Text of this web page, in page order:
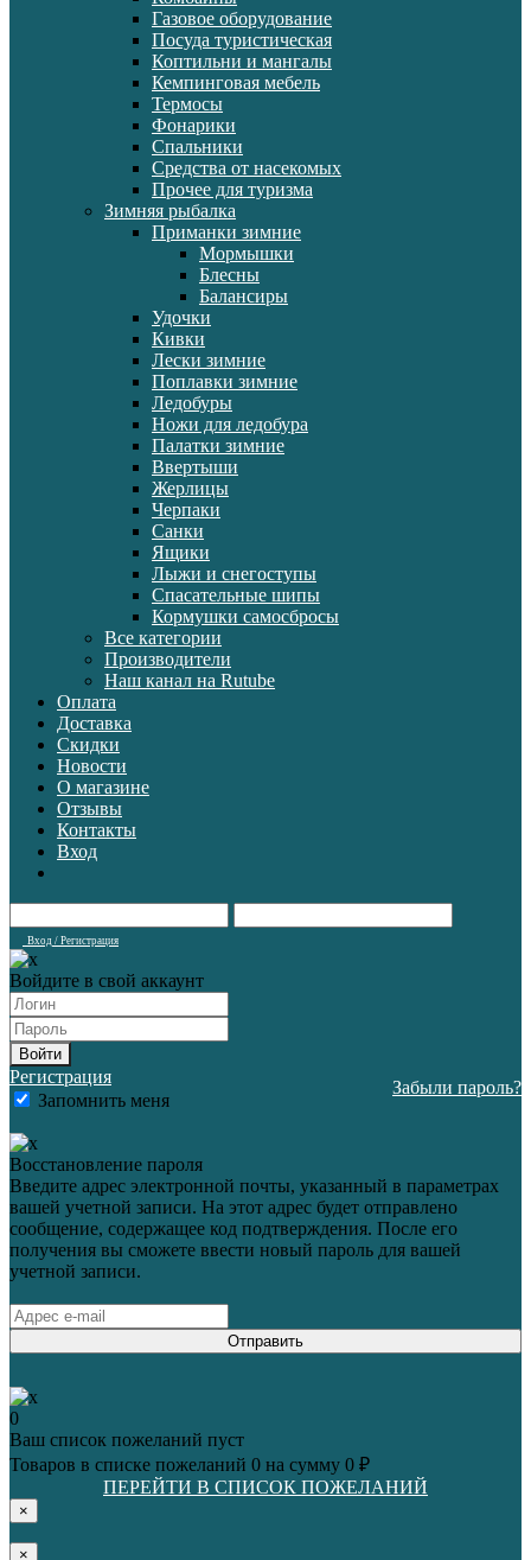
Газовое оборудование
Посуда туристическая
Коптильни и мангалы
Кемпинговая мебель
Термосы
Фонарики
Спальники
Средства от насекомых
Прочее для туризма
Зимняя рыбалка
Приманки зимние
Мормышки
Блесны
Балансиры
Удочки
Кивки
Лески зимние
Поплавки зимние
Ледобуры
Ножи для ледобура
Палатки зимние
Ввертыши
Жерлицы
Черпаки
Санки
Ящики
Лыжи и снегоступы
Спасательные шипы
Кормушки самосбросы
Все категории
Производители
Наш канал на Rutube
Оплата
Доставка
Скидки
Новости
О магазине
Отзывы
Контакты
Вход
Вход / Регистрация
Войдите в свой аккаунт
Войти
Регистрация
Запомнить меня
Забыли пароль?
Восстановление пароля
Введите адрес электронной почты, указанный в параметрах
вашей учетной записи. На этот адрес будет отправлено
сообщение, содержащее код подтверждения. После его
получения вы сможете ввести новый пароль для вашей
учетной записи.
Отправить
0
Ваш список пожеланий пуст
Товаров в списке пожеланий 0 на сумму 0 ₽
ПЕРЕЙТИ В СПИСОК ПОЖЕЛАНИЙ
×
×